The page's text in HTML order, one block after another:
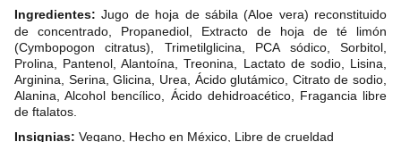
Ingredientes: Jugo de hoja de sábila (Aloe vera) reconstituido
de concentrado, Propanediol, Extracto de hoja de té limón
(Cymbopogon citratus), Trimetilglicina, PCA sódico, Sorbitol,
Prolina, Pantenol, Alantoína, Treonina, Lactato de sodio, Lisina,
Arginina, Serina, Glicina, Urea, Ácido glutámico, Citrato de sodio,
Alanina, Alcohol bencílico, Ácido dehidroacético, Fragancia libre
de ftalatos.
Insignias: Vegano, Hecho en México, Libre de crueldad